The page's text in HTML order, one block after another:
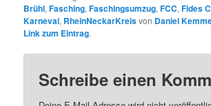
Brühl,Fasching,Faschingsumzug,FCC,Fides
Karneval, RheinNeckarKreisvon Daniel
Link zum Eintrag.
Schreibe einen